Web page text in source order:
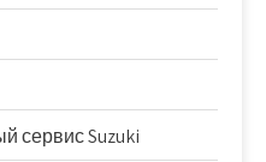
сервис Suzuki